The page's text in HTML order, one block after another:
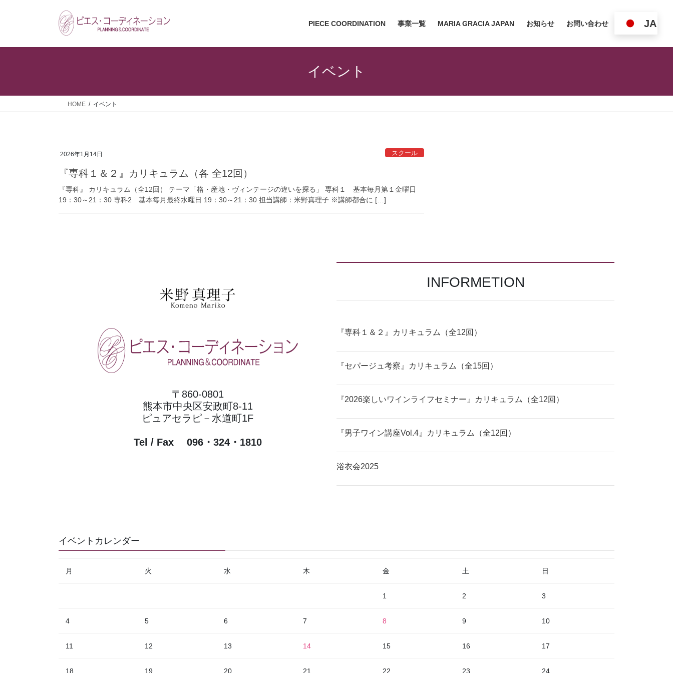
PIECE COORDINATION 事業一覧 MARIA GRACIA JAPAN お知らせ お問い合わせ JA
イベント
HOME イベント
2026年1月14日 スクール
『専科１＆２』カリキュラム（各 全12回）
『専科』 カリキュラム（全12回） テーマ「格・産地・ヴィンテージの違いを探る」 専科１ 基本毎月第１金曜日
19：30～21：30 専科2 基本毎月最終水曜日 19：30～21：30 担当講師：米野真理子 ※講師都合に […]
〒860-0801
熊本市中央区安政町8-11
ピュアセラピ－水道町1F
Tel / Fax 096・324・1810
INFORMETION
『専科１＆２』カリキュラム（全12回）
『セパージュ考察』カリキュラム（全15回）
『2026楽しいワインライフセミナー』カリキュラム（全12回）
『男子ワイン講座Vol.4』カリキュラム（全12回）
浴衣会2025
イベントカレンダー
月 火 水 木 金 土 日
1 2 3
4 5 6 7 8 9 10
11 12 13 14 15 16 17
18 19 20 21 22 23 24